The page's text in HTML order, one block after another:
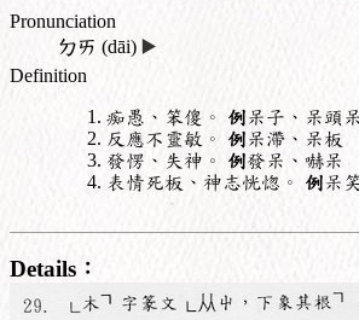
Pronunciation
ㄉㄞ (dāi) ▶️
Definition
痴愚、笨傻。 例呆子、呆頭
反應不靈敏。 例呆滯、呆板
發愣、失神。 例發呆、嚇呆
表情死板、神志恍惚。 例呆
Details：